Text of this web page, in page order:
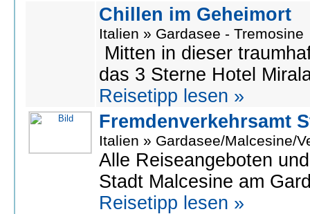
Chillen im Geheimort
Italien » Gardasee - Tremosine
Mitten in dieser
das 3 Sterne Hotel
Reisetipp lesen »
Fremdenverkehrsamt
Italien » Gardasee/Malcesine/
Alle Reiseangeboten
Stadt Malcesine am
Reisetipp lesen »